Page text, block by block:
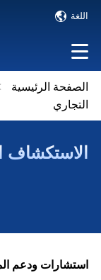
اللغة
الصفحة الرئيسية
التجاري
الاستكشاف
استشارات ودعم